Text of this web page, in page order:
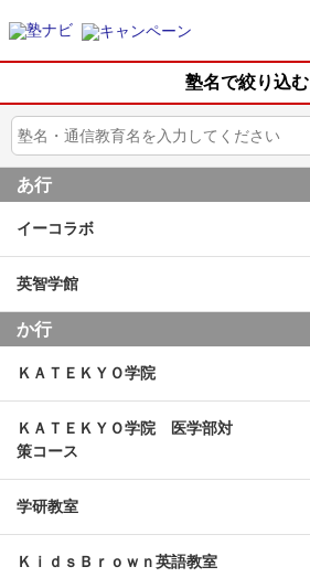
塾名で絞り込む
あ行
イーコラボ
英智学館
か行
ＫＡＴＥＫＹＯ学院
ＫＡＴＥＫＹＯ学院 医学部対
策コース
学研教室
ＫｉｄｓＢｒｏｗｎ英語教室